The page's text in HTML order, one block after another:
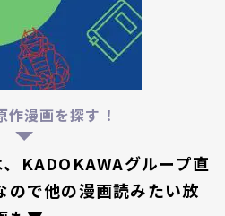
作漫画を探す！
KADOKAWAグループ直
ので他の漫画読みたい放